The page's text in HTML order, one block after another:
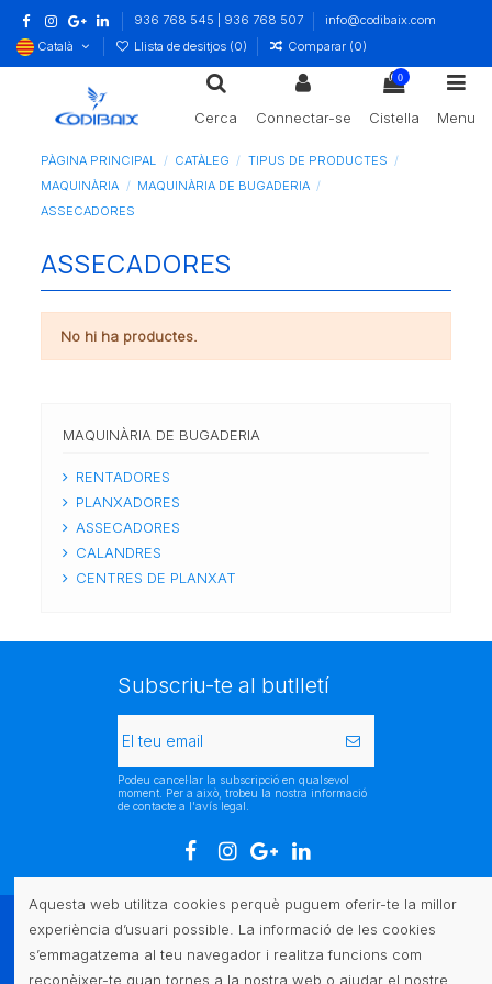
936 768 545 | 936 768 507
info@codibaix.com
Català
Llista de desitjos (0) Comparar (0)
Cerca Connectar-se
0
Cistella Menu
PÀGINA PRINCIPAL CATÀLEG
TIPUS DE PRODUCTES
MAQUINÀRIA
MAQUINÀRIA DE BUGADERIA
ASSECADORES
ASSECADORES
No hi ha productes.
MAQUINÀRIA DE BUGADERIA
RENTADORES
PLANXADORES
ASSECADORES
CALANDRES
CENTRES DE PLANXAT
Subscriu-te al butlletí
Podeu cancel·lar la subscripció en qualsevol
moment. Per a això, trobeu la nostra informació
de contacte a l'avís legal.
Atenció al client
Aquesta web utilitza cookies perquè puguem oferir-te la millor
experiència d’usuari possible. La informació de les cookies
s’emmagatzema al teu navegador i realitza funcions com
reconèixer-te quan tornes a la nostra web o ajudar el nostre